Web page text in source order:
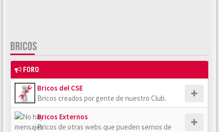
BRICOS
FORO
Bricos del CSE
Bricos creados por gente de nuestro Club.
Bricos Externos
Bricos de otras webs que pueden sernos de